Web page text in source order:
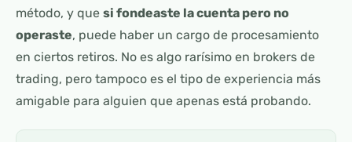
método, y que si fondeaste la cuenta pero no
operaste, puede haber un cargo de procesamiento
en ciertos retiros. No es algo rarísimo en brokers de
trading, pero tampoco es el tipo de experiencia más
amigable para alguien que apenas está probando.